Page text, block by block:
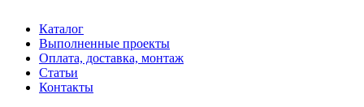
Каталог
Выполненные проекты
Оплата, доставка, монтаж
Статьи
Контакты